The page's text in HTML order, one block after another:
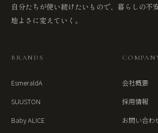
自分たちが使い続けたいもので、暮らしの不
地よさに変えていく。
BRANDS
EsmeraldA
SUUSTON
Baby ALICE
会社概要
採用情報
お問い合わ